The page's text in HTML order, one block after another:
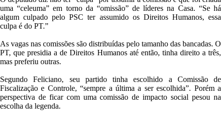
uma “celeuma” em torno da “omissão” de líderes na Casa. “Se há
algum culpado pelo PSC ter assumido os Direitos Humanos, essa
culpa é do PT.”
As vagas nas comissões são distribuídas pelo tamanho das bancadas. O
PT, que presidia a de Direitos Humanos até então, tinha direito a três,
mas preferiu outras.
Segundo Feliciano, seu partido tinha escolhido a Comissão de
Fiscalização e Controle, “sempre a última a ser escolhida”. Porém a
perspectiva de ficar com uma comissão de impacto social pesou na
escolha da legenda.